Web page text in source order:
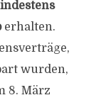
erhalten.
wurden,
8. März